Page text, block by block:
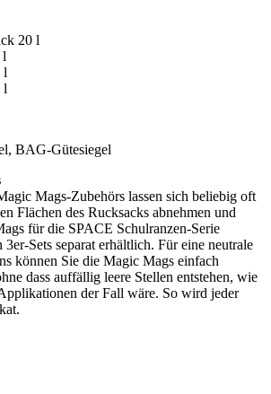
20 l
l
l
l
BAG-Gütesiegel
Mags-Zubehörs lassen sich beliebig oft
Flächen des Rucksacks abnehmen und
für die SPACE Schulranzen-Serie
3er-Sets separat erhältlich. Für eine neutrale
können Sie die Magic Mags einfach
dass auffällig leere Stellen entstehen, wie
der Fall wäre. So wird jeder